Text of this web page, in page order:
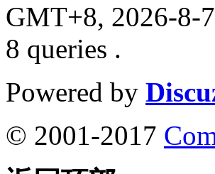
GMT+8, 2026-8-
8 queries .
Powered by
© 2001-2017